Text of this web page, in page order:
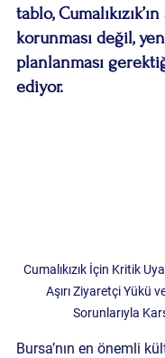
tablo,
korunması değil,
planlanması
ediyor.
Cumalıkızık İçin Kritik
Aşırı Ziyaretçi Yükü
Sorunlarıyla
Bursa’nın en önemli